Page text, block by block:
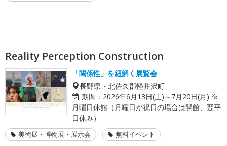
Reality Perception Construction
「関係性」を紐解く展覧会
長野県・北佐久郡軽井沢町
期間： 2026年6月13日(土)～7月20日(月) ※
月曜日休館（月曜日が祝日の場合は開館、翌平
日休み）
美術展・博物展・展示会 無料イベント